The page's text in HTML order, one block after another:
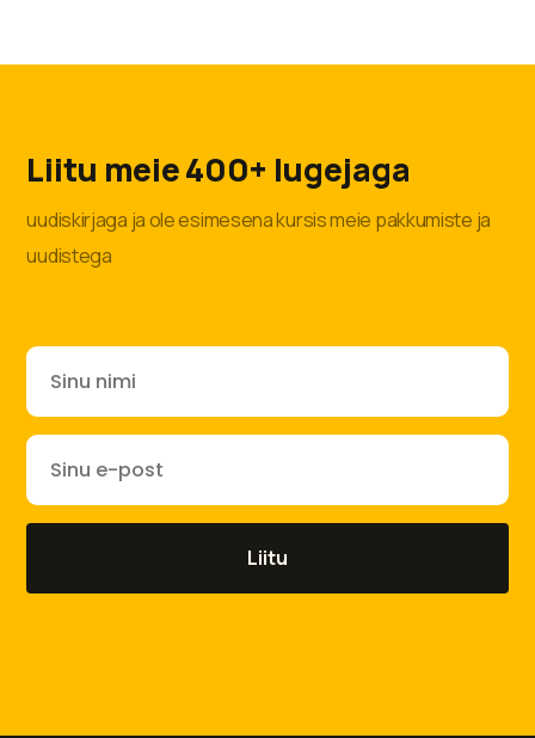
Liitu meie 400+ lugejaga
uudiskirjaga ja ole esimesena kursis meie pakkumiste ja
uudistega
Liitu